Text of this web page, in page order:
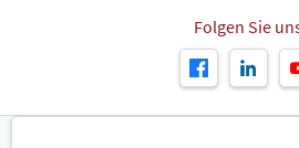
Folgen Sie